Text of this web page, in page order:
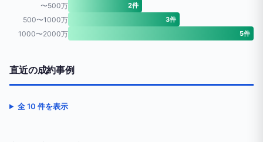
〜500万 2件
500〜1000万 3件
1000〜2000万 5件
直近の成約事例
全 10 件を表示